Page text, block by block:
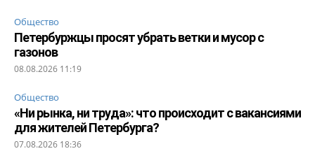
Общество
Петербуржцы просят убрать ветки и мусор с
газонов
08.08.2026 11:19
Общество
«Ни рынка, ни труда»: что происходит с вакансиями
для жителей Петербурга?
07.08.2026 18:36